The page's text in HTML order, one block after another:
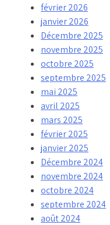
février 2026
janvier 2026
Décembre 2025
novembre 2025
octobre 2025
septembre 2025
mai 2025
avril 2025
mars 2025
février 2025
janvier 2025
Décembre 2024
novembre 2024
octobre 2024
septembre 2024
août 2024